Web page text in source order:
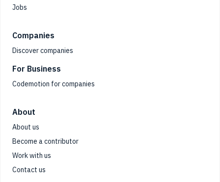
Jobs
Companies
Discover companies
For Business
Codemotion for companies
About
About us
Become a contributor
Work with us
Contact us